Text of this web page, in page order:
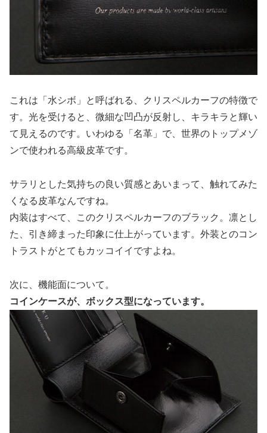
これは「水シボ」と呼ばれる、クリスペルカーフの特徴で
す。光を受けると、微細な凹凸が反射し、キラキラと輝い
て見えるのです。いわゆる「名革」で、世界のトップメゾ
ンで使われる高級皮革です。
サラリとした気持ちの良い質感とあいまって、触れてみた
くなる皮革なんですね。
内装はすべて、このクリスペルカーフのブラック。凛とし
た、引き締まった印象に仕上がっています。外装とのコン
トラストがとてもカッコイイですよね。
次に、機能面について。
コインケースが、ボックス型になっています。